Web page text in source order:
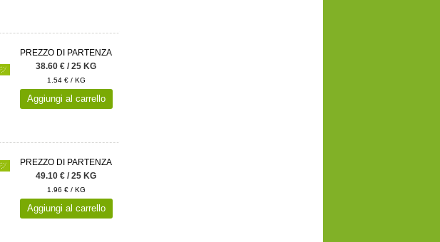
PREZZO DI PARTENZA
38.60 € / 25 KG
1.54 € / KG
Aggiungi al carrello
PREZZO DI PARTENZA
49.10 € / 25 KG
1.96 € / KG
Aggiungi al carrello